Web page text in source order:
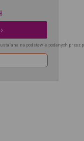
na podstawie podanych przez